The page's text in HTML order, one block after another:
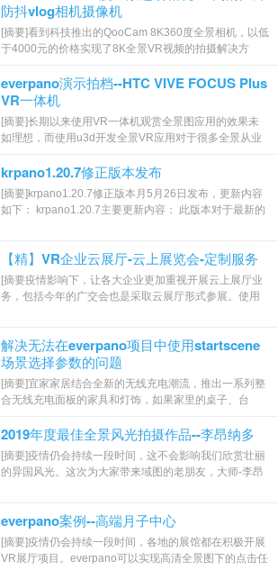
防抖vlog相机摄像机
[摘要]看到科技推出的QooCam 8K360度全景相机，以低
于4000元的价格实现了8K全景VR视频的拍摄解决方
everpano演示拍档--HTC VIVE FOCUS Plus
VR一体机
[摘要]长期以来使用VR一体机观赏全景图应用的效果未
如理想，而使用u3d开发全景VR应用对于很多全景从业
krpano1.20.7修正版本发布
[摘要]krpano1.20.7修正版本月5月26日发布，更新内容
如下： krpano1.20.7主要更新内容： 此版本对于最新的
【精】VR企业云展厅-云上展览会-定制服务
[摘要疫情影响下，让各大企业更加重视开展云上展厅业
务，包括今年的广交会也是采取云展厅形式参展。使用
解决无法在everpano项目中使用startscene
场景选择参数的问题
[摘要]宜家家居结合全新的无线充电潮流，推出一系列整
合无线充电面板的家具和灯饰，如果家里的桌子、台
2019年度最佳全景风光拍摄作品--李昂纳多
[摘要]疫情仍会持续一段时间，这不会影响我们欣赏壮丽
的异国风光。这次为大家带来域图的老朋友，大师-李昂
everpano案例--高端月子中心
[摘要]疫情仍会持续一段时间，各地的展馆都在积极开展
VR展厅项目。everpano可以实现高清全景图下的点击任